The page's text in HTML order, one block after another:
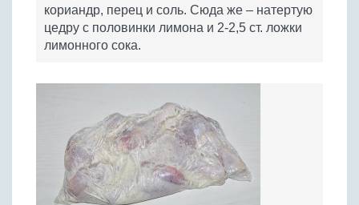
кориандр, перец и соль. Сюда же – натертую
цедру с половинки лимона и 2-2,5 ст. ложки
лимонного сока.